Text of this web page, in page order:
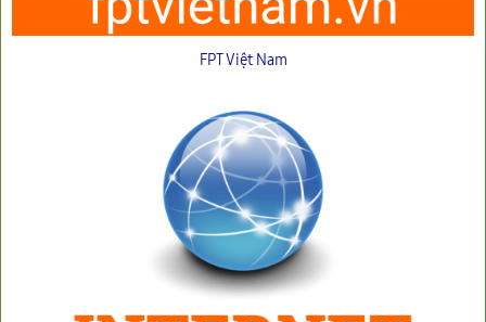
FPT Việt Nam